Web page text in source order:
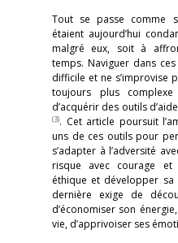
Tout se passe comme
étaient aujourd’hui
malgré eux, soit à
temps. Naviguer dans
difficile et ne s’improvise
toujours plus
d’acquérir des outils
(3). Cet article poursuit
uns de ces outils pour
s’adapter à l’adversité
risque avec courage et
éthique et développer sa
dernière exige de
d’économiser son
vie, d’apprivoiser ses